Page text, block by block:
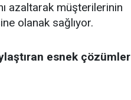
azaltarak müşterilerinin
olanak sağlıyor.
esnek çözümler